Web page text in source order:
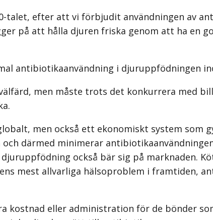
talet, efter att vi förbjudit användningen av
på att hålla djuren friska genom att ha en
antibiotikaanvändning i djuruppfödningen
men måste trots det konkurrera med
men också ett ekono­miskt system som
därmed minimerar
också bär sig på marknaden.
mest allvarliga hälsoproblem i framtiden,
kostnad eller administration för de bönder